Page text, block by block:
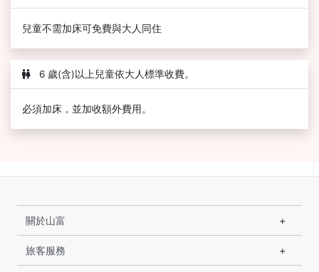
兒童不需加床可免費與大人同住
6 歲(含)以上兒童依大人標準收費。
必須加床，並加收額外費用。
關於山富
旅客服務